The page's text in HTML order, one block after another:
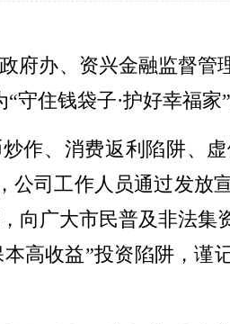
府办、资兴金融监督
“守住钱袋子·护好幸福家”
作、消费返利陷阱、
司工作人员通过发放
向广大市民普及非法
高收益”投资陷阱，谨